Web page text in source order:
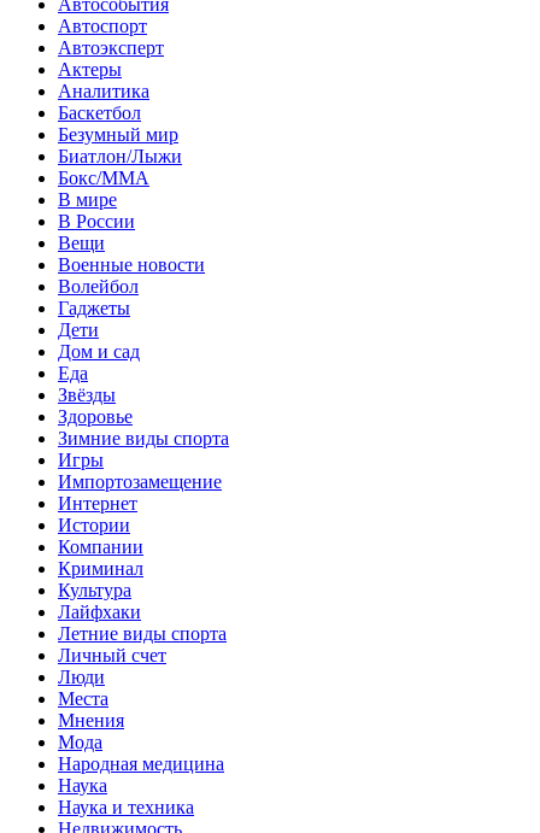
Автоспорт
Автоэксперт
Актеры
Аналитика
Баскетбол
Безумный мир
Биатлон/Лыжи
Бокс/MMA
В мире
В России
Вещи
Военные новости
Волейбол
Гаджеты
Дети
Дом и сад
Еда
Звёзды
Здоровье
Зимние виды спорта
Игры
Импортозамещение
Интернет
Истории
Компании
Криминал
Культура
Лайфхаки
Летние виды спорта
Личный счет
Люди
Места
Мнения
Мода
Народная медицина
Наука
Наука и техника
Недвижимость